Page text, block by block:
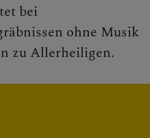
bei
ohne Musik
zu Allerheiligen.